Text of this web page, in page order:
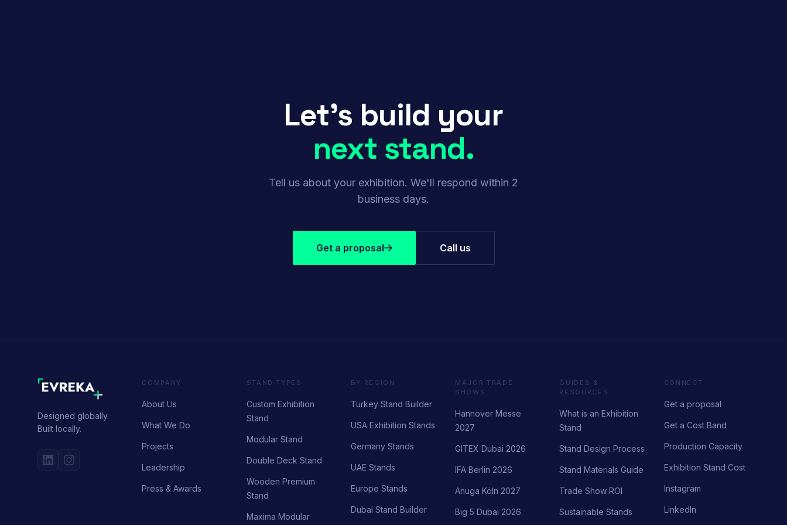
Let's build your
next stand.
Tell us about your exhibition. We'll respond within 2
business days.
Get a proposal Call us
Designed globally.
Built locally.
COMPANY
About Us
What We Do
Projects
Leadership
Press & Awards
STAND TYPES
Custom Exhibition
Stand
Modular Stand
Double Deck Stand
Wooden Premium
Stand
Maxima Modular
BY REGION
Turkey Stand Builder
USA Exhibition Stands
Germany Stands
UAE Stands
Europe Stands
Dubai Stand Builder
MAJOR TRADE
SHOWS
Hannover Messe
2027
GITEX Dubai 2026
IFA Berlin 2026
Anuga Köln 2027
Big 5 Dubai 2026
GUIDES &
RESOURCES
What is an Exhibition
Stand
Stand Design Process
Stand Materials Guide
Trade Show ROI
Sustainable Stands
CONNECT
Get a proposal
Get a Cost Band
Production Capacity
Exhibition Stand Cost
Instagram
LinkedIn